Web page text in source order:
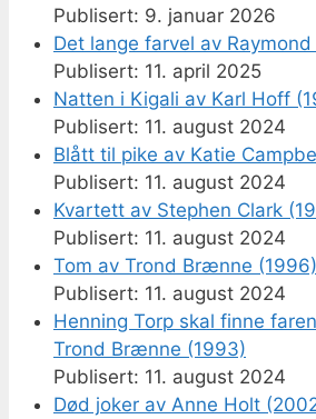
9. januar 2026
Det lange farvel av
11. april 2025
Natten i Kigali av Karl Hoff
11. august 2024
Blått til pike av Katie
11. august 2024
Kvartett av Stephen Clark
11. august 2024
Tom av Trond Brænne (1996)
11. august 2024
Henning Torp skal finne
Trond Brænne (1993)
11. august 2024
Død joker av Anne Holt